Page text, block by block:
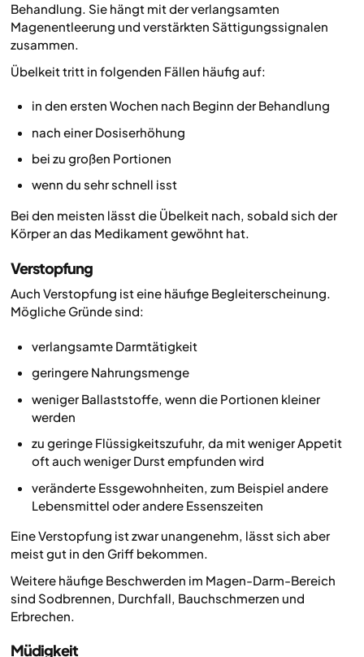
Behandlung. Sie hängt mit der verlangsamten
Magenentleerung und verstärkten Sättigungssignalen
zusammen.
Übelkeit tritt in folgenden Fällen häufig auf:
in den ersten Wochen nach Beginn der Behandlung
nach einer Dosiserhöhung
bei zu großen Portionen
wenn du sehr schnell isst
Bei den meisten lässt die Übelkeit nach, sobald sich der
Körper an das Medikament gewöhnt hat.
Verstopfung
Auch Verstopfung ist eine häufige Begleiterscheinung.
Mögliche Gründe sind:
verlangsamte Darmtätigkeit
geringere Nahrungsmenge
weniger Ballaststoffe, wenn die Portionen kleiner
werden
zu geringe Flüssigkeitszufuhr, da mit weniger Appetit
oft auch weniger Durst empfunden wird
veränderte Essgewohnheiten, zum Beispiel andere
Lebensmittel oder andere Essenszeiten
Eine Verstopfung ist zwar unangenehm, lässt sich aber
meist gut in den Griff bekommen.
Weitere häufige Beschwerden im Magen-Darm-Bereich
sind Sodbrennen, Durchfall, Bauchschmerzen und
Erbrechen.
Müdigkeit